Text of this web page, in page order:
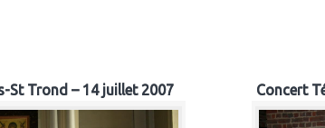
St Trond – 14 juillet 2007 Concert